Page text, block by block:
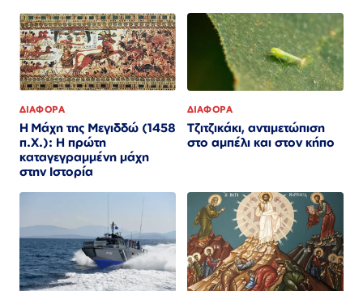
ΔΙΑΦΟΡΑ
Η Μάχη της Μεγιδδώ (1458
π.Χ.): Η πρώτη
καταγεγραμμένη μάχη
στην Ιστορία
ΔΙΑΦΟΡΑ
Τζιτζικάκι, αντιμετώπιση
στο αμπέλι και στον κήπο